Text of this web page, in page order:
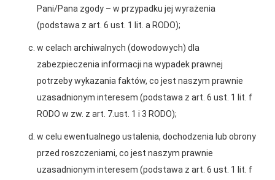
2025-12-31
Mrówka w Wyrzysku
Pani/Pana zgody – w przypadku jej wyrażenia
(podstawa z art. 6 ust. 1 lit. a RODO);
w celach archiwalnych (dowodowych) dla
zabezpieczenia informacji na wypadek prawnej
potrzeby wykazania faktów, co jest naszym prawnie
uzasadnionym interesem (podstawa z art. 6 ust. 1 lit. f
RODO w zw. z art. 7.ust. 1 i 3 RODO);
w celu ewentualnego ustalenia, dochodzenia lub obrony
przed roszczeniami, co jest naszym prawnie
uzasadnionym interesem (podstawa z art. 6 ust. 1 lit. f